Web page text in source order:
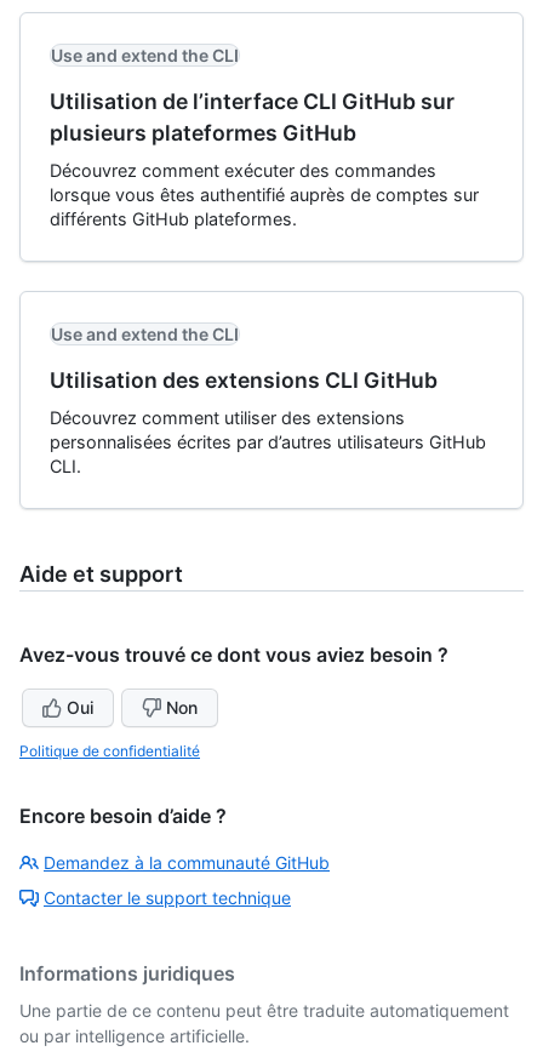
Use and extend the CLI
Utilisation de l’interface CLI GitHub sur
plusieurs plateformes GitHub
Découvrez comment exécuter des commandes
lorsque vous êtes authentifié auprès de comptes sur
différents GitHub plateformes.
Use and extend the CLI
Utilisation des extensions CLI GitHub
Découvrez comment utiliser des extensions
personnalisées écrites par d’autres utilisateurs GitHub
CLI.
Aide et support
Avez-vous trouvé ce dont vous aviez besoin ?
Oui Non
Politique de confidentialité
Encore besoin d’aide ?
Demandez à la communauté GitHub
Contacter le support technique
Informations juridiques
Une partie de ce contenu peut être traduite automatiquement
ou par intelligence artificielle.